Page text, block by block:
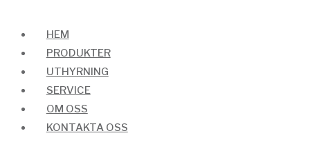
HEM
PRODUKTER
UTHYRNING
SERVICE
OM OSS
KONTAKTA OSS